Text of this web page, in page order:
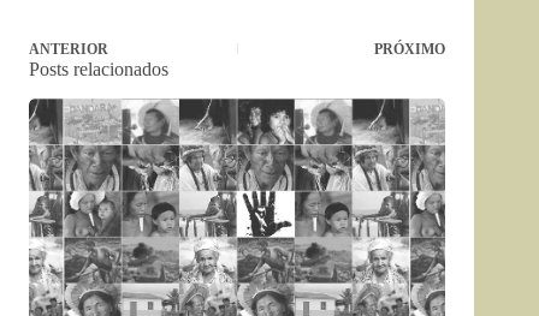
ANTERIOR PRÓXIMO
Posts relacionados